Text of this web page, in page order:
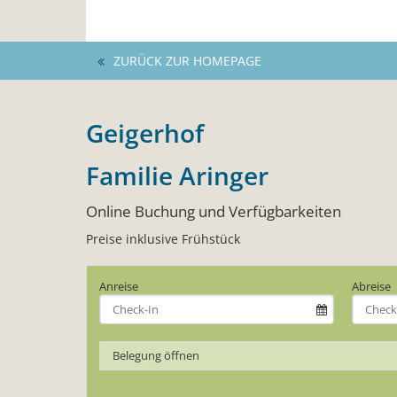
ZURÜCK ZUR HOMEPAGE
Geigerhof
Familie Aringer
Online Buchung und Verfügbarkeiten
Preise inklusive Frühstück
Anreise Abreise
Belegung öffnen